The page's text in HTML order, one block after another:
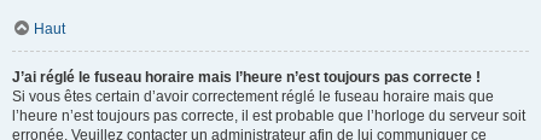
Haut
J’ai réglé le fuseau horaire mais l’heure n’est toujours pas correcte !
Si vous êtes certain d’avoir correctement réglé le fuseau horaire mais que
l’heure n’est toujours pas correcte, il est probable que l’horloge du serveur soit
erronée. Veuillez contacter un administrateur afin de lui communiquer ce